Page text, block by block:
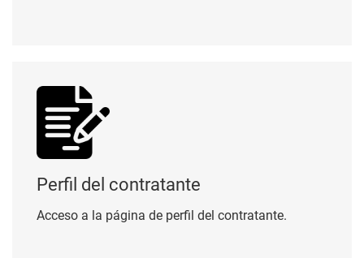
Perfil del contratante
Acceso a la página de perfil del contratante.